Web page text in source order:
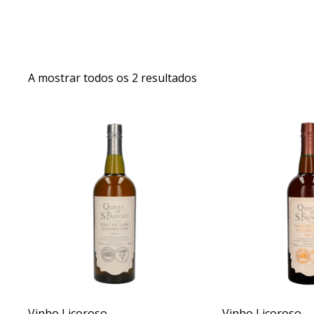
A mostrar todos os 2 resultados